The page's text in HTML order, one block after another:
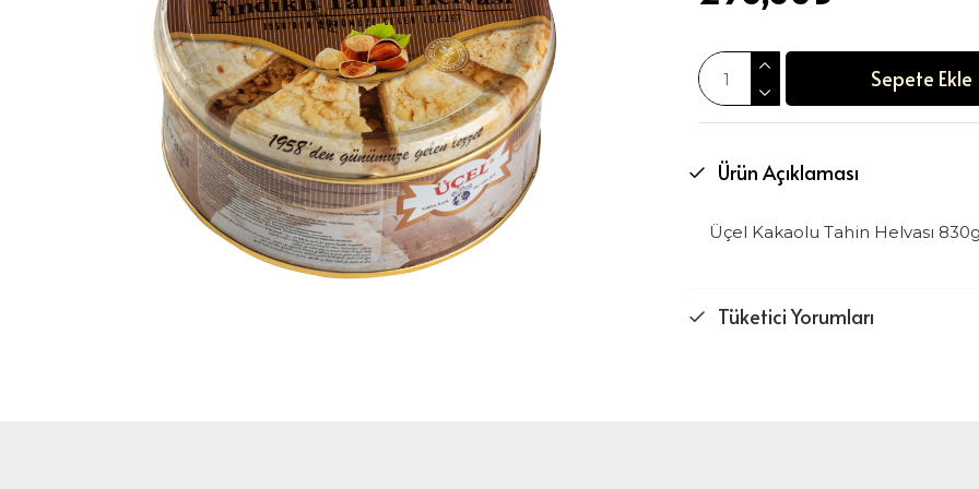
Sepete Ekle
Ürün Açıklaması
Üçel Kakaolu Tahin Helvası
Tüketici Yorumları